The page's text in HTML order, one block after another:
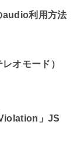
audio利用方法
オモード）
」JS